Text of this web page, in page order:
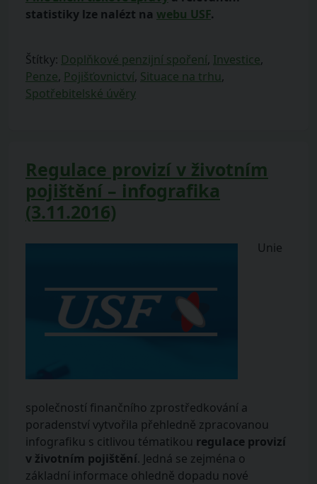
statistiky lze nalézt na webu USF.
Štítky: Doplňkové penzijní spoření, Investice,
Penze, Pojišťovnictví, Situace na trhu,
Spotřebitelské úvěry
Regulace provizí v životním
pojištění – infografika
(3.11.2016)
Unie
společností finančního zprostředkování a
poradenství vytvořila přehledně zpracovanou
infografiku s citlivou tématikou regulace provizí
v životním pojištění. Jedná se zejména o
základní informace ohledně dopadu nové